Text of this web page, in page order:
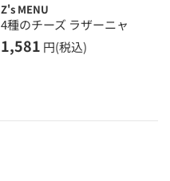
Z's MENU
4種のチーズ ラザーニャ
1,581 円(税込)